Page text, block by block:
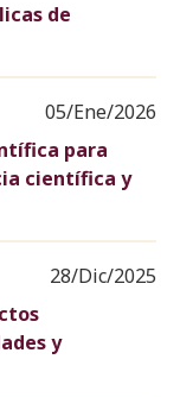
de
05/Ene/2026
para
científica y
28/Dic/2025
y